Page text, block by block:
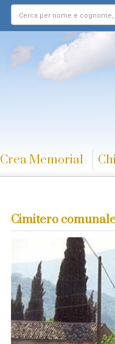
Crea Memorial
Cimitero